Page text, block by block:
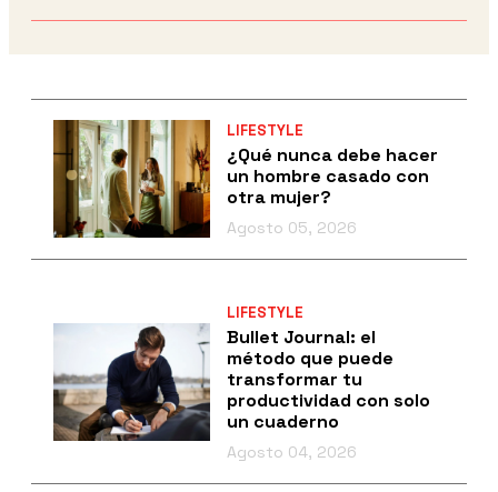
LIFESTYLE
¿Qué nunca debe hacer
un hombre casado con
otra mujer?
Agosto 05, 2026
LIFESTYLE
Bullet Journal: el
método que puede
transformar tu
productividad con solo
un cuaderno
Agosto 04, 2026